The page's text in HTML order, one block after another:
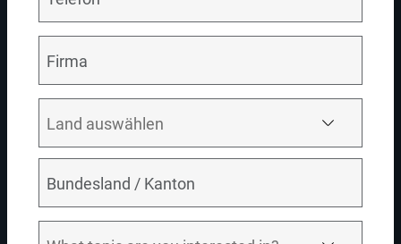
Sicherstellung von Datengenauigkeit und -sicherheit
Bereitstellung hochwertiger Daten